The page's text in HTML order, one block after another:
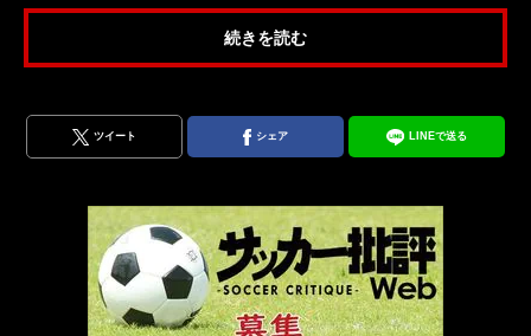
続きを読む
ツイート シェア LINEで送る